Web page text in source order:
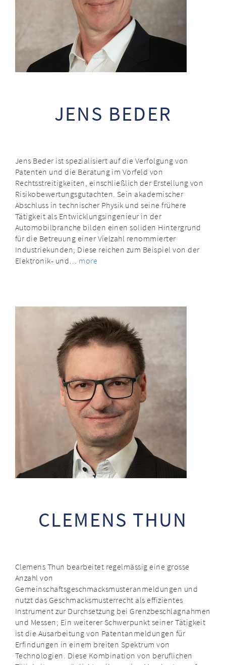
JENS BEDER
Jens Beder ist spezialisiert auf die Verfolgung von
Patenten und die Beratung im Vorfeld von
Rechtsstreitigkeiten, einschließlich der Erstellung von
Risikobewertungsgutachten. Sein akademischer
Abschluss in technischer Physik und seine frühere
Tätigkeit als Entwicklungsingenieur in der
Automobilbranche bilden einen soliden Hintergrund
für die Betreuung einer Vielzahl renommierter
Industriekunden; Diese reichen zum Beispiel von der
Elektronik- und… more
CLEMENS THUN
Clemens Thun bearbeitet regelmässig eine grosse
Anzahl von
Gemeinschaftsgeschmacksmusteranmeldungen und
nutzt das Geschmacksmusterrecht als effizientes
Instrument zur Durchsetzung bei Grenzbeschlagnahmen
und Messen; Ein weiterer Schwerpunkt seiner Tätigkeit
ist die Ausarbeitung von Patentanmeldungen für
Erfindungen in einem breiten Spektrum von
Technologien. Diese Kombination von beruflichen